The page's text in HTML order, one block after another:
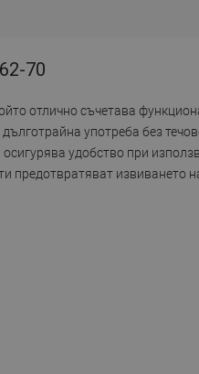
70
отлично съчетава
употреба без
удобство при
извиването